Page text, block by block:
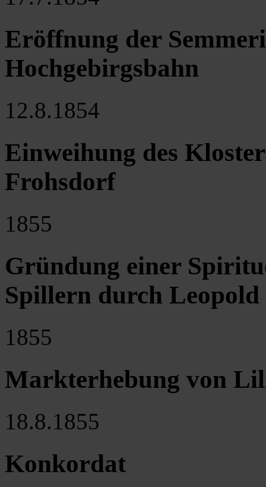
Eröffnung der
Hochgebirgsbahn
12.8.1854
Einweihung des
Frohsdorf
1855
Gründung einer
Spillern durch
1855
Markterhebung von
18.8.1855
Konkordat